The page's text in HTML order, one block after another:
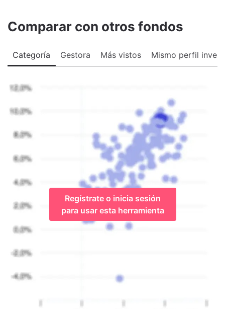
Comparar con otros fondos
Categoría Gestora Más vistos Mismo perfil
Regístrate o inicia sesión
para usar esta herramienta